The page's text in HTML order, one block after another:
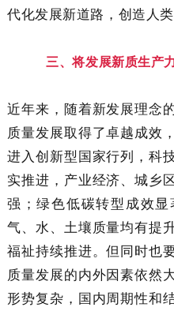
代化发展新道路，创造人类
三、将发展新质生产
近年来，随着新发展理念
质量发展取得了卓越成效
进入创新型国家行列，科
实推进，产业经济、城乡
强；绿色低碳转型成效
气、水、土壤质量均有提
福祉持续推进。但同时也
质量发展的内外因素依然
形势复杂，国内周期性和